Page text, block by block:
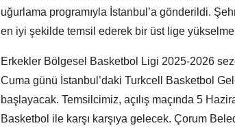
uğurlama programıyla İstanbul’a gönderildi.
en iyi şekilde temsil ederek bir üst lige
Erkekler Bölgesel Basketbol Ligi 2025-2026
Cuma günü İstanbul’daki Turkcell Basketbol
başlayacak. Temsilcimiz, açılış maçında 5
Basketbol ile karşı karşıya gelecek. Çorum